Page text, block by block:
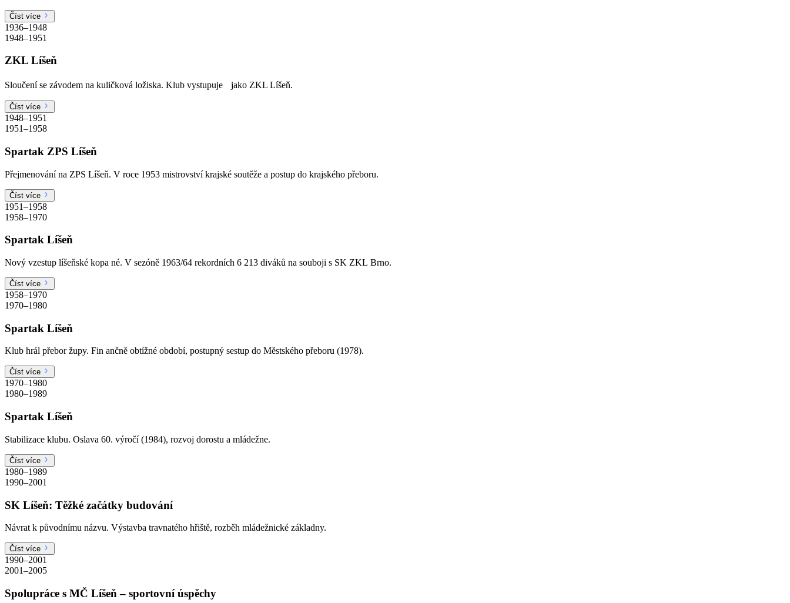
Číst více
1936–1948
1948–1951
ZKL Líšeň
Sloučení se závodem na kuličková ložiska. Klub vystupuje jako ZKL Líšeň.
Číst více
1948–1951
1951–1958
Spartak ZPS Líšeň
Přejmenování na ZPS Líšeň. V roce 1953 mistrovství krajské soutěže a postup do krajského přeboru.
Číst více
1951–1958
1958–1970
Spartak Líšeň
Nový vzestup líšeňské kopa né. V sezóně 1963/64 rekordních 6 213 diváků na souboji s SK ZKL Brno.
Číst více
1958–1970
1970–1980
Spartak Líšeň
Klub hrál přebor župy. Fin ančně obtížné období, postupný sestup do Městského přeboru (1978).
Číst více
1970–1980
1980–1989
Spartak Líšeň
Stabilizace klubu. Oslava 60. výročí (1984), rozvoj dorostu a mládežne.
Číst více
1980–1989
1990–2001
SK Líšeň: Těžké začátky budování
Návrat k původnímu názvu. Výstavba travnatého hřiště, rozběh mládežnické základny.
Číst více
1990–2001
2001–2005
Spolupráce s MČ Líšeň – sportovní úspěchy